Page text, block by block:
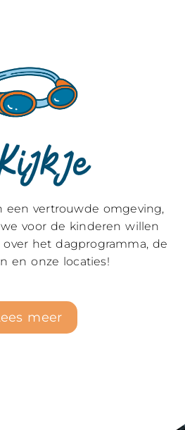
een vertrouwde omgeving,
voor de kinderen willen
het dagprogramma, de
en onze locaties!
meer